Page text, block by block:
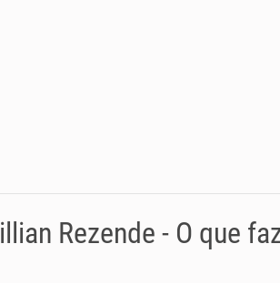
Rezende - O que